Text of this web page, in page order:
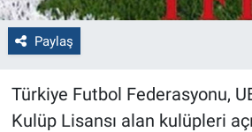
Paylaş
Türkiye Futbol Federasyonu,
Kulüp Lisansı alan kulüpleri
Gezi
Çevre